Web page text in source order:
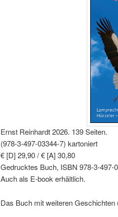
Ernst Reinhardt 2026. 139 Seiten.
(978-3-497-03344-7) kartoniert
€ [D] 29,90 / € [A] 30,80
Gedrucktes Buch, ISBN 978-3-497-
Auch als E-book erhältlich.
Das Buch mit weiteren